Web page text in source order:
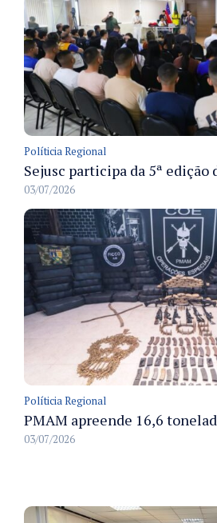
Políticia Regional
03/07/2026
Políticia Regional
03/07/2026